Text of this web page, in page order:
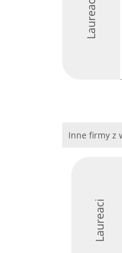
Laureaci
Inne firmy z
Laureaci